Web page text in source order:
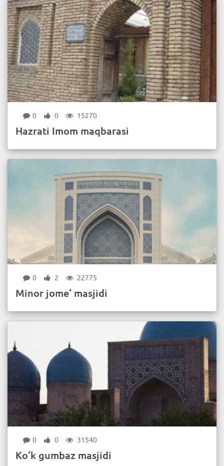
0 0 15270
Hazrati Imom maqbarasi
0 2 22775
Minor jome‘ masjidi
0 0 31540
Ko‘k gumbaz masjidi